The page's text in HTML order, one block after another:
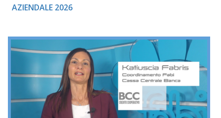
AZIENDALE 2026